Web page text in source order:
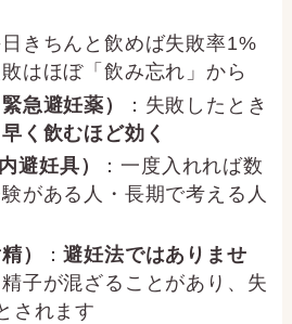
日きちんと飲めば失敗率1%
はほぼ「飲み忘れ」から
急避妊薬）
：失敗したとき
早く飲むほど効く
避妊具）
：一度入れれば数
がある人・長期で考える人
）
：避妊法ではありませ
子が混ざることがあり、失
されます